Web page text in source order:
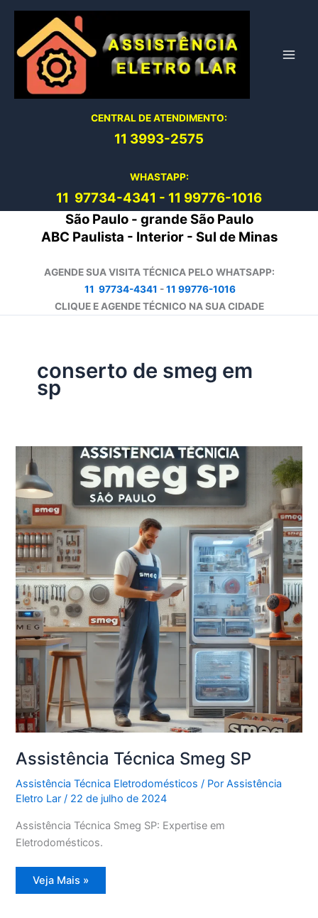
conteúdo
CENTRAL DE ATENDIMENTO:
11 3993-2575
WHASTAPP:
11 97734-4341 - 11 99776-1016
São Paulo - grande São Paulo
ABC Paulista - Interior - Sul de Minas
AGENDE SUA VISITA TÉCNICA PELO WHATSAPP:
11 97734-4341 -11 99776-1016
CLIQUE E AGENDE TÉCNICO NA SUA CIDADE
conserto de smeg em
sp
Assistência Técnica Smeg SP
Assistência Técnica Eletrodomésticos / PorAssistência
Eletro Lar/ 22 de julho de 2024
Assistência Técnica Smeg SP: Expertise em
Eletrodomésticos.
Assistência
Técnica
Veja Mais »